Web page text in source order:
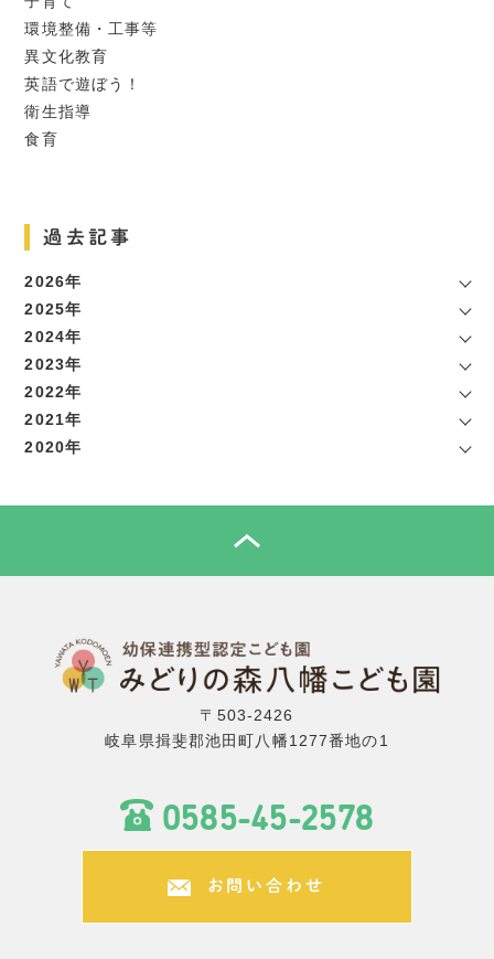
環境整備・工事等
異文化教育
英語で遊ぼう！
衛生指導
食育
過去記事
2026年
2025年
2024年
2023年
2022年
2021年
2020年
〒503-2426
岐阜県揖斐郡池田町八幡1277番地の1
0585-45-2578
お問い合わせ